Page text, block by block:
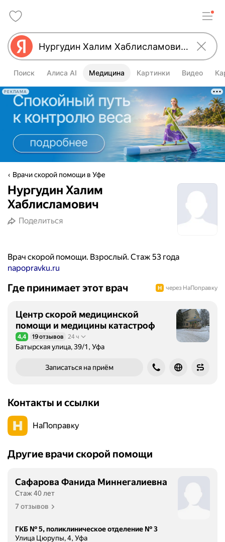
Поиск Алиса AI Медицина Картинки Видео
РЕКЛАМА
Врачи скорой помощи в Уфе
Нургудин Халим
Хаблисламович
Поделиться
Врач скорой помощи. Взрослый. Стаж 53 года
napopravku.ru
Где принимает этот врач через НаПоправку
Центр скорой медицинской
помощи и медицины катастроф
Рейтинг 4,4 из 5
4,4 19 отзывов 24 ч
Батырская улица, 39/1, Уфа
Записаться на приём
Контакты и ссылки
НаПоправку
Другие врачи скорой помощи
Сафарова Фанида Миннегалиевна
Стаж 40 лет
7 отзывов
ГКБ № 5, поликлиническое отделение № 3
Улица Цюрупы, 4, Уфа